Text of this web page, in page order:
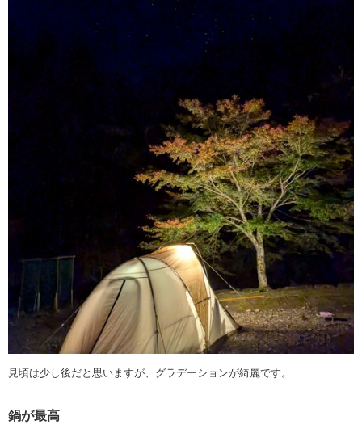
見頃は少し後だと思いますが、グラデーションが綺麗です。
鍋が最高